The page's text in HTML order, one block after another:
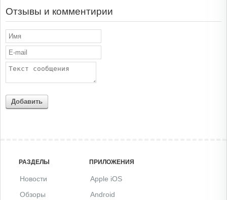
Отзывы и комментирии
Добавить
РАЗДЕЛЫ
Новости
Обзоры
ПРИЛОЖЕНИЯ
Apple iOS
Android